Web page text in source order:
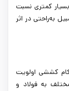
کمتری نسبت
به‌راحتی در اثر
کششی اولویت
به فولاد و